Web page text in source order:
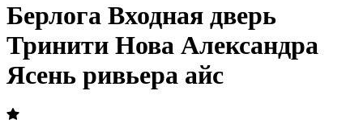
Берлога Входная дверь
Тринити Нова Александра
Ясень ривьера айс